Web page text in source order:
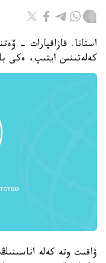
استانا. قازاقپارات -
كەلەتىنىن ايتىپ، ەكى